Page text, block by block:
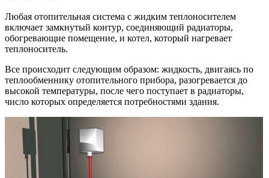
Любая отопительная система с жидким теплоносителем
включает замкнутый контур, соединяющий радиаторы,
обогревающие помещение, и котел, который нагревает
теплоноситель.
Все происходит следующим образом: жидкость, двигаясь по
теплообменнику отопительного прибора, разогревается до
высокой температуры, после чего поступает в радиаторы,
число которых определяется потребностями здания.